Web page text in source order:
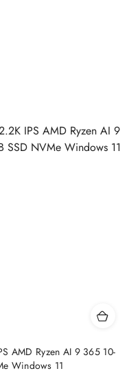
AMD Ryzen AI 9 365 10-
Windows 11